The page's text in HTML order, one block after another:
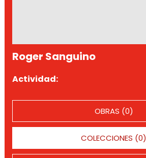
Roger Sanguino
Actividad:
OBRAS (0)
COLECCIONES (0)